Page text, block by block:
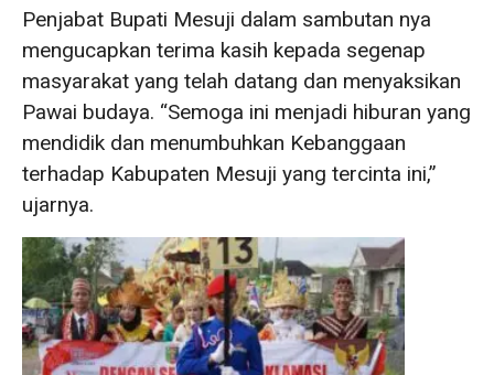
Penjabat Bupati Mesuji dalam sambutan nya
mengucapkan terima kasih kepada segenap
masyarakat yang telah datang dan menyaksikan
Pawai budaya. “Semoga ini menjadi hiburan yang
mendidik dan menumbuhkan Kebanggaan
terhadap Kabupaten Mesuji yang tercinta ini,”
ujarnya.